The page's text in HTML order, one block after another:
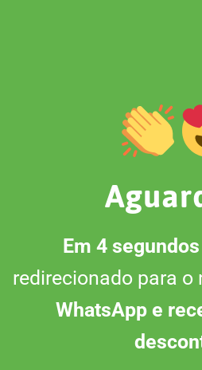
Em 4 segundos
redirecionado para o
WhatsApp e